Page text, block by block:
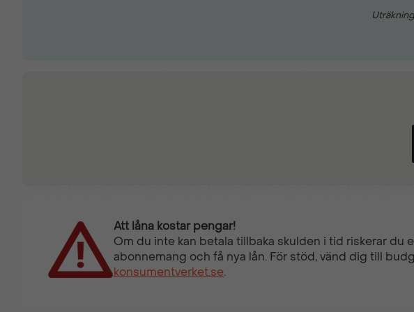
Att låna kostar pengar!
Om du inte kan betala tillbaka skulden i tid riskerar du
abonnemang och få nya lån. För stöd, vänd dig till
konsumentverket.se.